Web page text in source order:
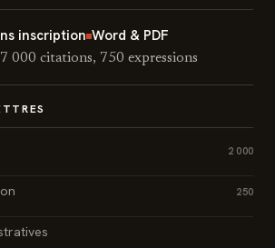
inscription Word & PDF
000 citations, 750 expressions
2 000
250